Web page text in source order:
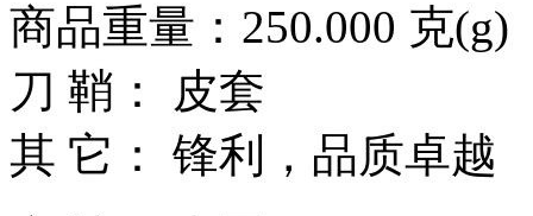
商品重量：250.000 克(g)
刀 鞘： 皮套
其 它： 锋利，品质卓越